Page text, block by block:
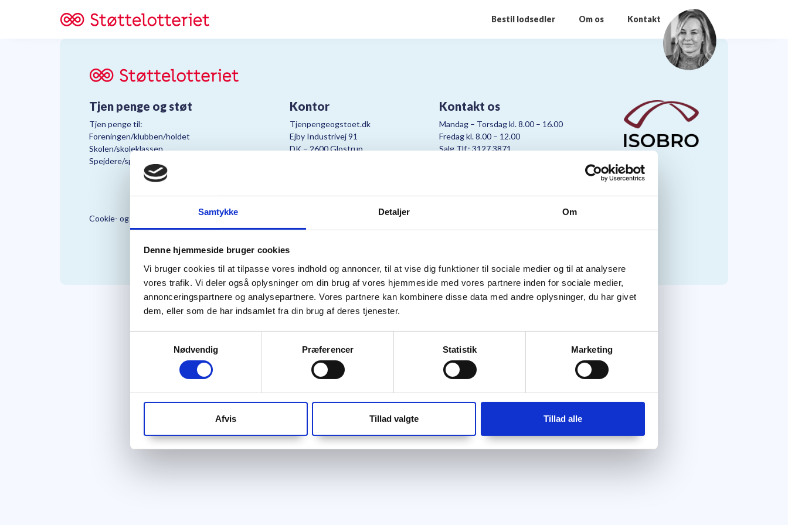
Samtykke Detaljer Om
Denne hjemmeside bruger cookies
Vi bruger cookies til at tilpasse vores indhold og annoncer, til at vise dig funktioner til sociale medier og til at analysere
vores trafik. Vi deler også oplysninger om din brug af vores hjemmeside med vores partnere inden for sociale medier,
annonceringspartnere og analysepartnere. Vores partnere kan kombinere disse data med andre oplysninger, du har givet
dem, eller som de har indsamlet fra din brug af deres tjenester.
Nødvendig
Præferencer Statistik Marketing
Afvis Tillad valgte Tillad alle
Bestil lodsedler Om os Kontakt
Tjen penge og støt
Tjen penge til:
Foreningen/klubben/holdet
Skolen/skoleklassen
Spejdere/spejdergruppen/FDF’ere, m.fl.
Kontor
Tjenpengeogstoet.dk
Ejby Industrivej 91
DK – 2600 Glostrup
Kontakt os
Mandag – Torsdag kl. 8.00 – 16.00
Fredag kl. 8.00 – 12.00
Salg Tlf.: 3127 3871
Cookie- og Persondatapolitik